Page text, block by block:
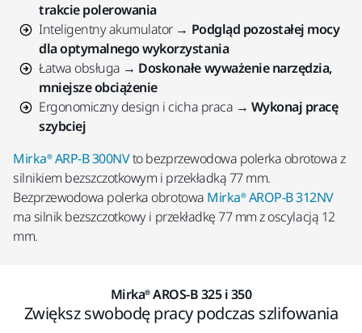
trakcie polerowania
Inteligentny akumulator → Podgląd pozostałej mocy
dla optymalnego wykorzystania
Łatwa obsługa → Doskonałe wyważenie narzędzia,
mniejsze obciążenie
Ergonomiczny design i cicha praca → Wykonaj pracę
szybciej
Mirka® ARP-B 300NVto bezprzewodowa polerka obrotowa z
silnikiem bezszczotkowym i przekładką 77 mm.
Bezprzewodowa polerka obrotowa Mirka® AROP-B 312NV
ma silnik bezszczotkowy i przekładkę 77 mm z oscylacją 12
mm.
Mirka® AROS-B 325 i 350
Zwiększ swobodę pracy podczas szlifowania